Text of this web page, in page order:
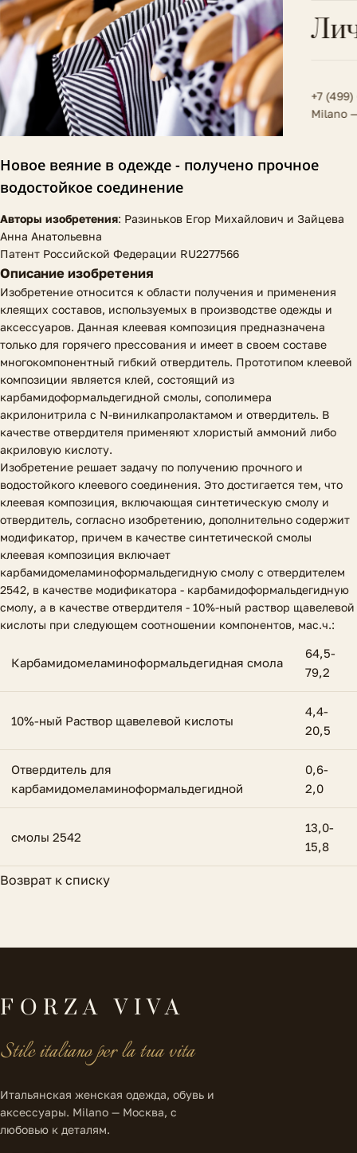
Всё
Весь
+7
Milano
Новое веяние в одежде - получено прочное
водостойкое соединение
Авторы изобретения: Разиньков Егор Михайлович и Зайцева
Анна Анатольевна
Патент Российской Федерации RU2277566
Описание изобретения
Изобретение относится к области получения и применения
клеящих составов, используемых в производстве одежды и
аксессуаров. Данная клеевая композиция предназначена
только для горячего прессования и имеет в своем составе
многокомпонентный гибкий отвердитель. Прототипом клеевой
композиции является клей, состоящий из
карбамидоформальдегидной смолы, сополимера
акрилонитрила с N-винилкапролактамом и отвердитель. В
качестве отвердителя применяют хлористый аммоний либо
акриловую кислоту.
Изобретение решает задачу по получению прочного и
водостойкого клеевого соединения. Это достигается тем, что
клеевая композиция, включающая синтетическую смолу и
отвердитель, согласно изобретению, дополнительно содержит
модификатор, причем в качестве синтетической смолы
клеевая композиция включает
карбамидомеламиноформальдегидную смолу с отвердителем
2542, в качестве модификатора - карбамидоформальдегидную
смолу, а в качестве отвердителя - 10%-ный раствор щавелевой
кислоты при следующем соотношении компонентов, мас.ч.:
Карбамидомеламиноформальдегидная смола
64,5-
79,2
10%-ный Раствор щавелевой кислоты
4,4-
20,5
Отвердитель для
карбамидомеламиноформальдегидной
0,6-
2,0
смолы 2542
13,0-
15,8
Возврат к списку
FORZA VIVA
Stile italiano per la tua vita
Итальянская женская одежда, обувь и
аксессуары. Milano — Москва, с
любовью к деталям.